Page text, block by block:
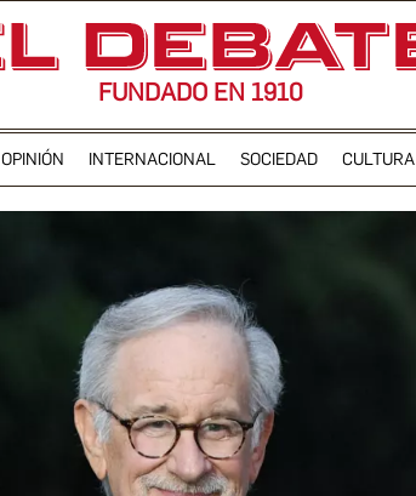
FUNDADO EN 1910
OPINIÓN INTERNACIONAL SOCIEDAD CULTURA